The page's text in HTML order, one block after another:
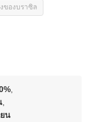
ของบราซิล
น